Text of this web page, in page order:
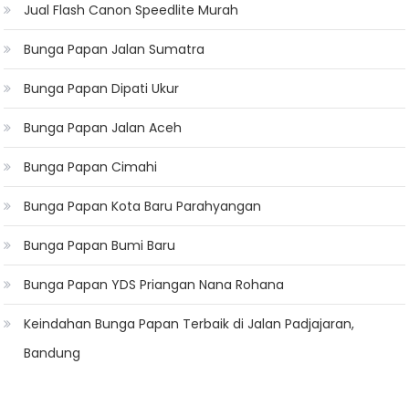
Jual Flash Canon Speedlite Murah
Bunga Papan Jalan Sumatra
Bunga Papan Dipati Ukur
Bunga Papan Jalan Aceh
Bunga Papan Cimahi
Bunga Papan Kota Baru Parahyangan
Bunga Papan Bumi Baru
Bunga Papan YDS Priangan Nana Rohana
Keindahan Bunga Papan Terbaik di Jalan Padjajaran,
Bandung